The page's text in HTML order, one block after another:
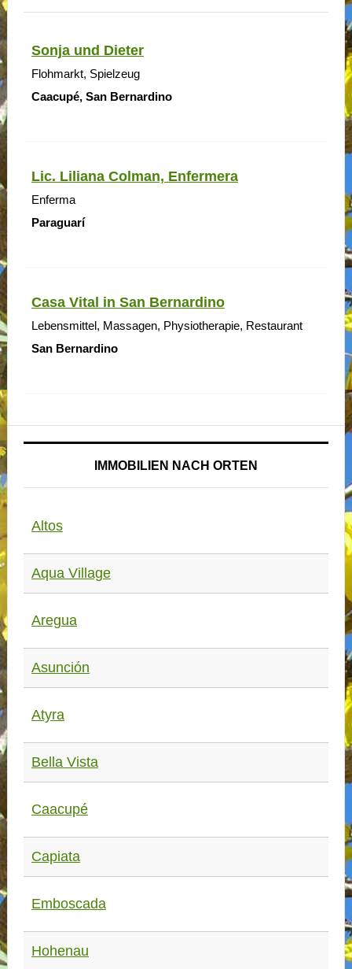
Sonja und Dieter
Flohmarkt, Spielzeug
Caacupé, San Bernardino
Lic. Liliana Colman, Enfermera
Enferma
Paraguarí
Casa Vital in San Bernardino
Lebensmittel, Massagen, Physiotherapie, Restaurant
San Bernardino
IMMOBILIEN NACH ORTEN
Altos
Aqua Village
Aregua
Asunción
Atyra
Bella Vista
Caacupé
Capiata
Emboscada
Hohenau